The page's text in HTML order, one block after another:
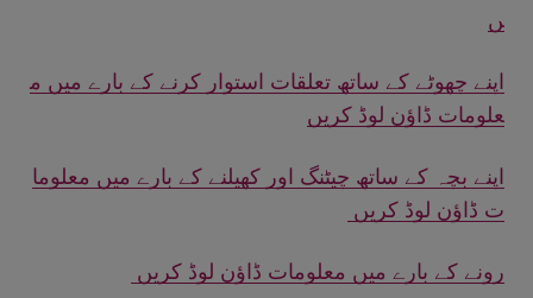
ں
اپنے چھوٹے کے ساتھ تعلقات استوار کرنے کے بارے میں م
علومات ڈاؤن لوڈ کریں
اپنے بچہ کے ساتھ چیٹنگ اور کھیلنے کے بارے میں معلوما
ت ڈاؤن لوڈ کریں
رونے کے بارے میں معلومات ڈاؤن لوڈ کریں